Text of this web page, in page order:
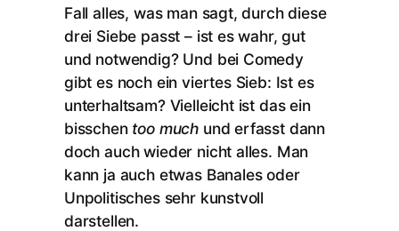
Fall alles, was man sagt, durch diese
drei Siebe passt – ist es wahr, gut
und notwendig? Und bei Comedy
gibt es noch ein viertes Sieb: Ist es
unterhaltsam? Vielleicht ist das ein
bisschen too much und erfasst dann
doch auch wieder nicht alles. Man
kann ja auch etwas Banales oder
Unpolitisches sehr kunstvoll
darstellen.